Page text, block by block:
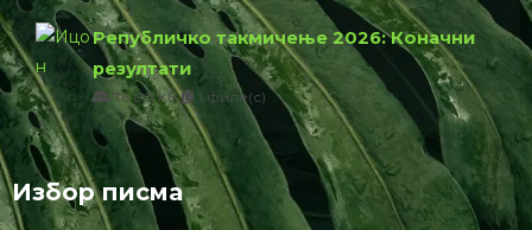
Републичко такмичење 2026: Коначни
резултати
76.00 КБ 1 филе(с)
Избор писма